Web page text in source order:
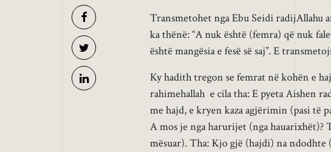
Transmetohet nga Ebu Seidi radijAllahu
ka thënë: “A nuk është (femra) që nuk
është mangësia e fesë së saj”. E
Ky hadith tregon se femrat në kohën e
rahimehallah e cila tha: E pyeta Aishen
me hajd, e kryen kaza agjërimin (pasi të
A mos je nga harurijet (nga hauarixhët)?
mësuar). Tha: Kjo gjë (hajdi) na